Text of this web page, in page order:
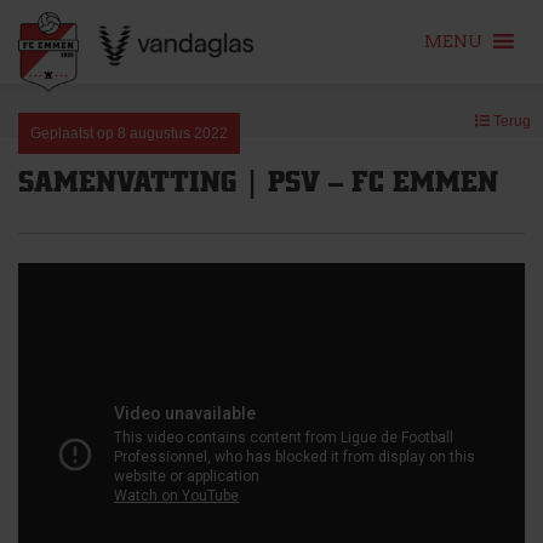
content
MENU
Geplaatst op 8 augustus 2022
Terug
SAMENVATTING | PSV – FC EMMEN